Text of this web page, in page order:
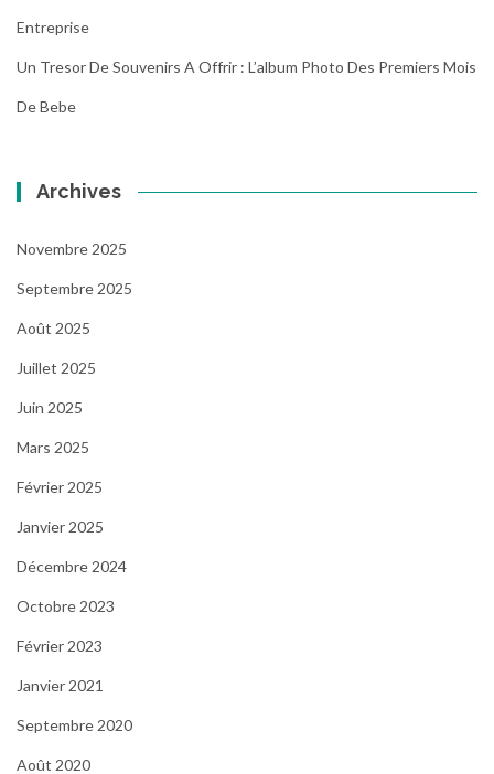
Entreprise
Un Tresor De Souvenirs A Offrir : L’album Photo Des Premiers Mois
De Bebe
Archives
Novembre 2025
Septembre 2025
Août 2025
Juillet 2025
Juin 2025
Mars 2025
Février 2025
Janvier 2025
Décembre 2024
Octobre 2023
Février 2023
Janvier 2021
Septembre 2020
Août 2020